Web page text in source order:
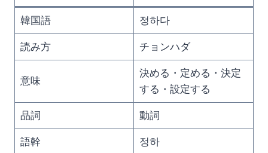
韓国語 정하다
読み方 チョンハダ
意味
決める・定める・決定
する・設定する
品詞 動詞
語幹 정하